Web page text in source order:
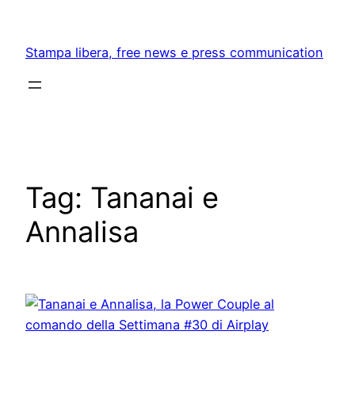
content
Stampa libera, free news e press communication
Tag: Tananai e
Annalisa